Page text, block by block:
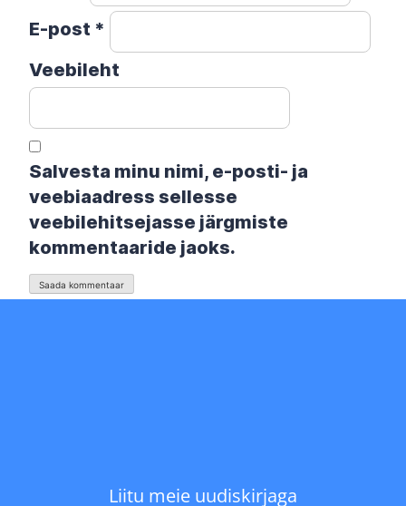
E-post *
Veebileht
Salvesta minu nimi, e-posti- ja
veebiaadress sellesse
veebilehitsejasse järgmiste
kommentaaride jaoks.
Liitu meie uudiskirjaga